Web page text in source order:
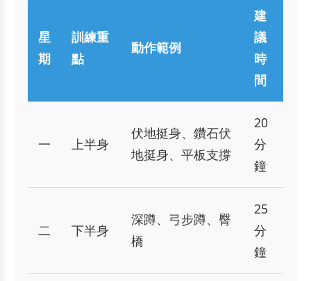
星
期
訓練重
點
動作範例
建
議
時
間
一 上半身
伏地挺身、鑽石伏
地挺身、平板支撐
20
分
鐘
二 下半身
深蹲、弓步蹲、臀
橋
25
分
鐘